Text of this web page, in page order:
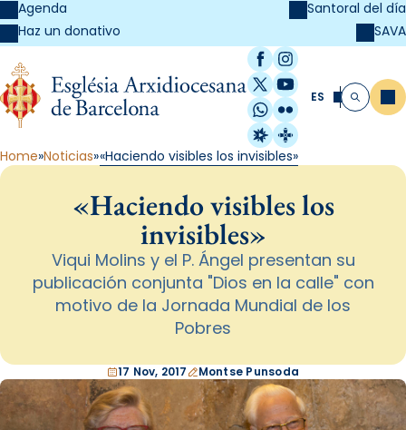
Agenda
Haz un donativo
Santoral del día
SAVA
Facebook
Instagram
X / Twitter
YouTube
WhatsApp
Flickr
Radio Estel
Catalunya
ES Buscar
Home Noticias «Haciendo visibles los invisibles»
«Haciendo visibles los
invisibles»
Viqui Molins y el P. Ángel presentan su
publicación conjunta "Dios en la calle" con
motivo de la Jornada Mundial de los
Pobres
17 Nov, 2017 Montse Punsoda